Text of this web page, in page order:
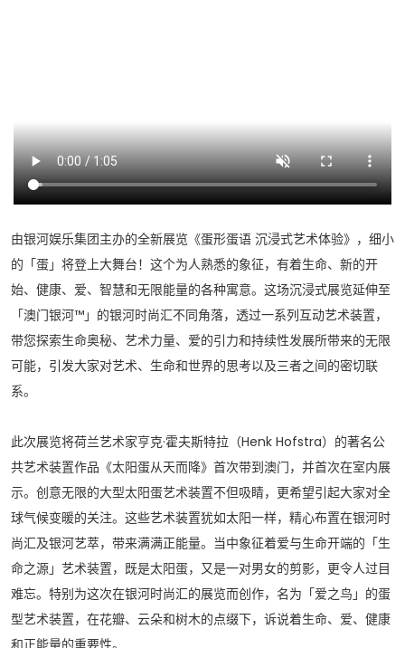
由银河娱乐集团主办的全新展览《蛋形蛋语 沉浸式艺术体验》，细小
的「蛋」将登上大舞台！这个为人熟悉的象征，有着生命、新的开
始、健康、爱、智慧和无限能量的各种寓意。这场沉浸式展览延伸至
「澳门银河™」的银河时尚汇不同角落，透过一系列互动艺术装置，
带您探索生命奥秘、艺术力量、爱的引力和持续性发展所带来的无限
可能，引发大家对艺术、生命和世界的思考以及三者之间的密切联
系。
此次展览将荷兰艺术家亨克·霍夫斯特拉（Henk Hofstra）的著名公
共艺术装置作品《太阳蛋从天而降》首次带到澳门，并首次在室内展
示。创意无限的大型太阳蛋艺术装置不但吸睛，更希望引起大家对全
球气候变暖的关注。这些艺术装置犹如太阳一样，精心布置在银河时
尚汇及银河艺萃，带来满满正能量。当中象征着爱与生命开端的「生
命之源」艺术装置，既是太阳蛋，又是一对男女的剪影，更令人过目
难忘。特别为这次在银河时尚汇的展览而创作，名为「爱之鸟」的蛋
型艺术装置，在花瓣、云朵和树木的点缀下，诉说着生命、爱、健康
和正能量的重要性。